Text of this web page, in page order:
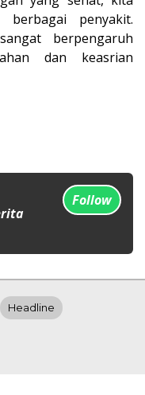
penyakit.
berpengaruh
dan keasrian
Follow
Headline